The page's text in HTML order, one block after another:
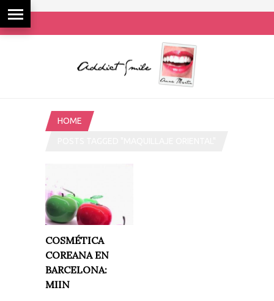
HOME
COSMÉTICA
COREANA EN
BARCELONA:
MIIN